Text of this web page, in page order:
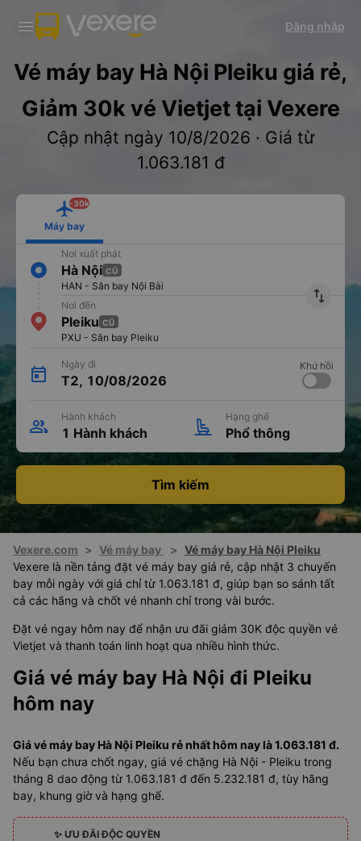
Tải app Vexere ngay!
Nhận ưu đãi thành viên độc
Mở app
Tải app Vexere
-30k/ghế khi đặt vé máy bay qua
Mở app
Đăng nhập
Vé máy bay Hà Nội Pleiku giá rẻ,
Giảm 30k vé Vietjet tại Vexere
Cập nhật ngày 10/8/2026 · Giá từ
1.063.181 đ
Máy bay
-30k
Nơi xuất phát
Hà Nội CŨ
HAN - Sân bay Nội Bài
import_export
Nơi đến
Pleiku CŨ
PXU - Sân bay Pleiku
Ngày đi
T2, 10/08/2026
Khứ hồi
Hành khách
1 Hành khách
Hạng ghế
Phổ thông
Tìm kiếm
Vexere.com > Vé máy bay > Vé máy bay Hà Nội Pleiku
Vexere là nền tảng đặt vé máy bay giá rẻ, cập nhật 3 chuyến
bay mỗi ngày với giá chỉ từ 1.063.181 đ, giúp bạn so sánh tất
cả các hãng và chốt vé nhanh chỉ trong vài bước.
Đặt vé ngay hôm nay để nhận ưu đãi giảm 30K độc quyền vé
Vietjet và thanh toán linh hoạt qua nhiều hình thức.
Giá vé máy bay Hà Nội đi Pleiku
hôm nay
Giá vé máy bay Hà Nội Pleiku rẻ nhất hôm nay là 1.063.181 đ.
Nếu bạn chưa chốt ngay, giá vé chặng Hà Nội - Pleiku trong
tháng 8 dao động từ 1.063.181 đ đến 5.232.181 đ, tùy hãng
bay, khung giờ và hạng ghế.
✨ ƯU ĐÃI ĐỘC QUYỀN